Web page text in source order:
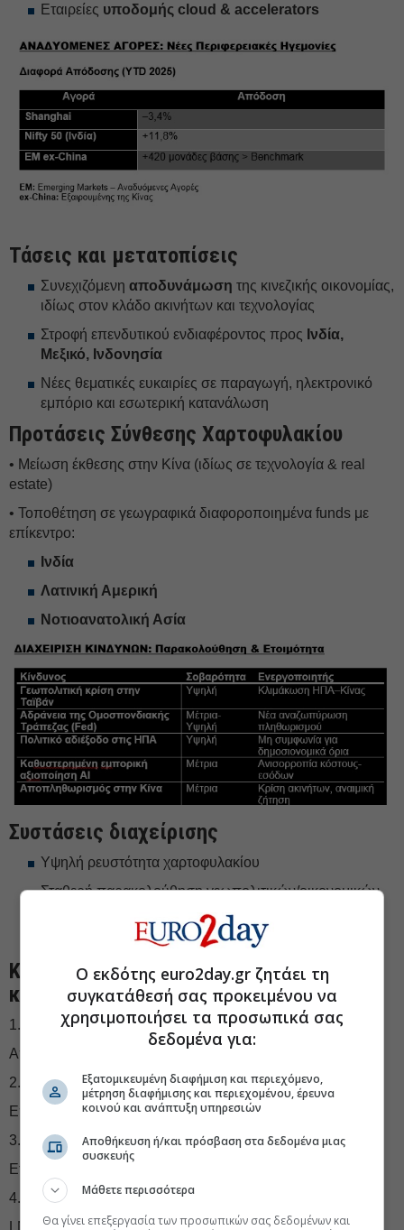
Εταιρείες υποδομής cloud & accelerators
Τάσεις και μετατοπίσεις
Συνεχιζόμενη αποδυνάμωση της κινεζικής οικονομίας,
ιδίως στον κλάδο ακινήτων και τεχνολογίας
Στροφή επενδυτικού ενδιαφέροντος προς Ινδία,
Μεξικό, Ινδονησία
Νέες θεματικές ευκαιρίες σε παραγωγή, ηλεκτρονικό
εμπόριο και εσωτερική κατανάλωση
Προτάσεις Σύνθεσης Χαρτοφυλακίου
• Μείωση έκθεσης στην Κίνα (ιδίως σε τεχνολογία & real
estate)
• Τοποθέτηση σε γεωγραφικά διαφοροποιημένα funds με
επίκεντρο:
Ινδία
Λατινική Αμερική
Νοτιοανατολική Ασία
Συστάσεις διαχείρισης
Υψηλή ρευστότητα χαρτοφυλακίου
Σταθερή παρακολούθηση γεωπολιτικών/οικονομικών
Διασφαλισμένη παγκόσμια διαφοροποίηση
Κέντρα έλξης επενδύσεων - Πού
κατευθύνεται το «έξυπνο κεφάλαιο»
1.
Βραχυπρόθεσμα Ομόλογα
Απόδοση 4%–5%, ελάχιστη μεταβλητότητα
2.
Ευρωπαϊκές Μετοχές
Επιλογές με έμφαση σε βιομηχανία, άμυνα, εξαγωγές
3.
AI Υποδομές
Εταιρείες ημιαγωγών, cloud computing, data centers
4.
Ενεργειακός Τομέας
LNG (υγροποιημένο φυσικό αέριο), πυρηνική ενέργεια,
Ο εκδότης euro2day.gr ζητάει τη
συγκατάθεσή σας προκειμένου να
χρησιμοποιήσει τα προσωπικά σας
δεδομένα για:
Εξατομικευμένη διαφήμιση και περιεχόμενο,
μέτρηση διαφήμισης και περιεχομένου, έρευνα
κοινού και ανάπτυξη υπηρεσιών
Αποθήκευση ή/και πρόσβαση στα δεδομένα μιας
συσκευής
Μάθετε περισσότερα
Θα γίνει επεξεργασία των προσωπικών σας δεδομένων και